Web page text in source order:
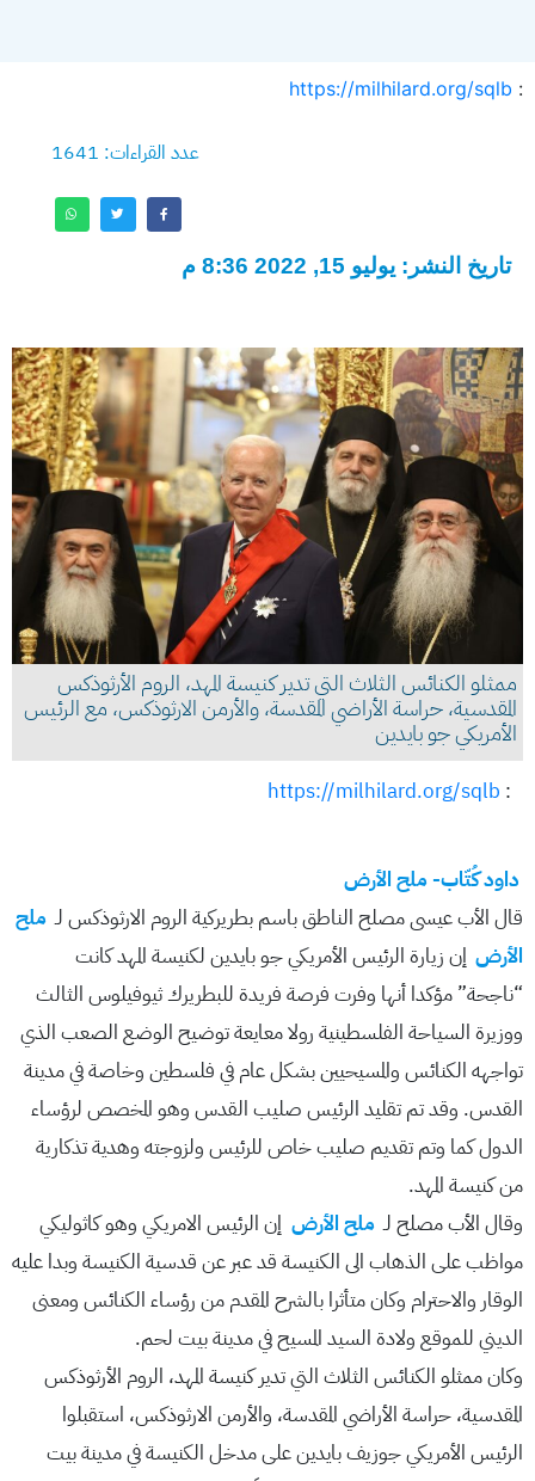
:
https://milhilard.org/sqlb
عدد القراءات: 1641
تاريخ النشر: يوليو 15, 2022 8:36 م
ممثلو الكنائس الثلاث التي تدير كنيسة المهد، الروم الأرثوذكس
المقدسية، حراسة الأراضي المقدسة، والأرمن الارثوذكس، مع الرئيس
الأمريكي جو بايدين
:
https://milhilard.org/sqlb
داود كُتّاب- ملح الأرض
قال الأب عيسى مصلح الناطق باسم بطريركية الروم الارثوذكس لـ ملح
الأرض إن زيارة الرئيس الأمريكي جو بايدين لكنيسة المهد كانت
“ناجحة” مؤكدا أنها وفرت فرصة فريدة للبطريرك ثيوفيلوس الثالث
ووزيرة السياحة الفلسطينية رولا معايعة توضيح الوضع الصعب الذي
تواجهه الكنائس والمسيحيين بشكل عام في فلسطين وخاصة في مدينة
القدس. وقد تم تقليد الرئيس صليب القدس وهو المخصص لرؤساء
الدول كما وتم تقديم صليب خاص للرئيس ولزوجته وهدية تذكارية
من كنيسة المهد.
وقال الأب مصلح لـ ملح الأرض إن الرئيس الامريكي وهو كاثوليكي
مواظب على الذهاب الى الكنيسة قد عبر عن قدسية الكنيسة وبدا عليه
الوقار والاحترام وكان متأثرا بالشرح المقدم من رؤساء الكنائس ومعنى
الديني للموقع ولادة السيد المسيح في مدينة بيت لحم.
وكان ممثلو الكنائس الثلاث التي تدير كنيسة المهد، الروم الأرثوذكس
المقدسية، حراسة الأراضي المقدسة، والأرمن الارثوذكس، استقبلوا
الرئيس الأمريكي جوزيف بايدين على مدخل الكنيسة في مدينة بيت